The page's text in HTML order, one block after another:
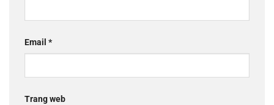
Email *
Trang web